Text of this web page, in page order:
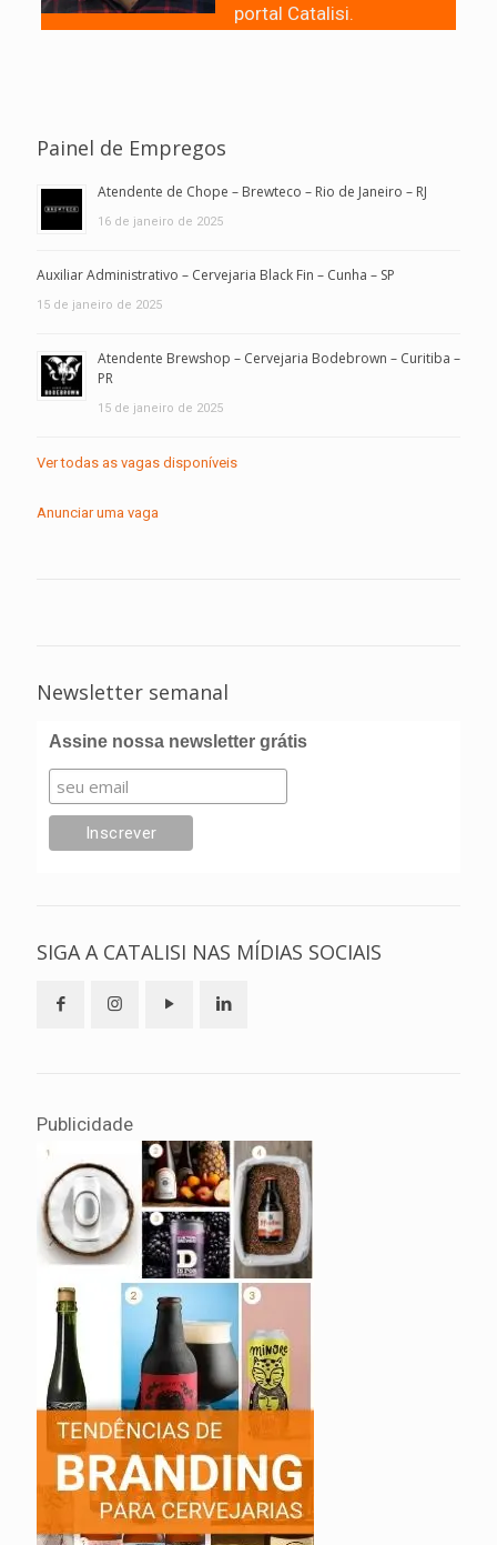
portal Catalisi.
Painel de Empregos
Atendente de Chope – Brewteco – Rio de Janeiro – RJ
16 de janeiro de 2025
Auxiliar Administrativo – Cervejaria Black Fin – Cunha – SP
15 de janeiro de 2025
Atendente Brewshop – Cervejaria Bodebrown – Curitiba –
PR
15 de janeiro de 2025
Ver todas as vagas disponíveis
Anunciar uma vaga
Newsletter semanal
Assine nossa newsletter grátis
SIGA A CATALISI NAS MÍDIAS SOCIAIS
Publicidade